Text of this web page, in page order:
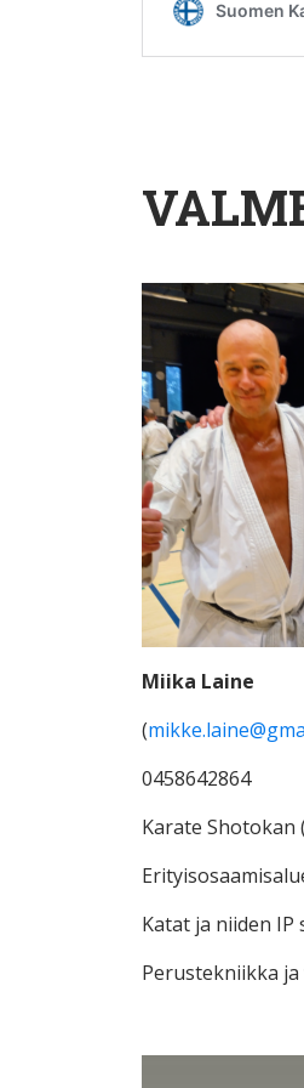
Miika Laine
(
0458642864
Karate Shotokan
Katat ja niiden IP
Perustekniikka